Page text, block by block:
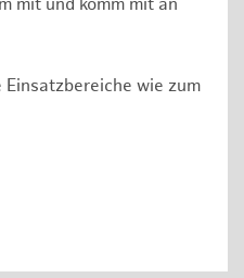
mit und komm mit an
wie zum